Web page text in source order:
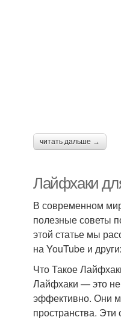
читать дальше →
Лайфхаки
В современном
полезные советы
этой статье мы
на YouTube и
Что Такое
Лайфхаки — это
эффективно. Они
пространства. Эти